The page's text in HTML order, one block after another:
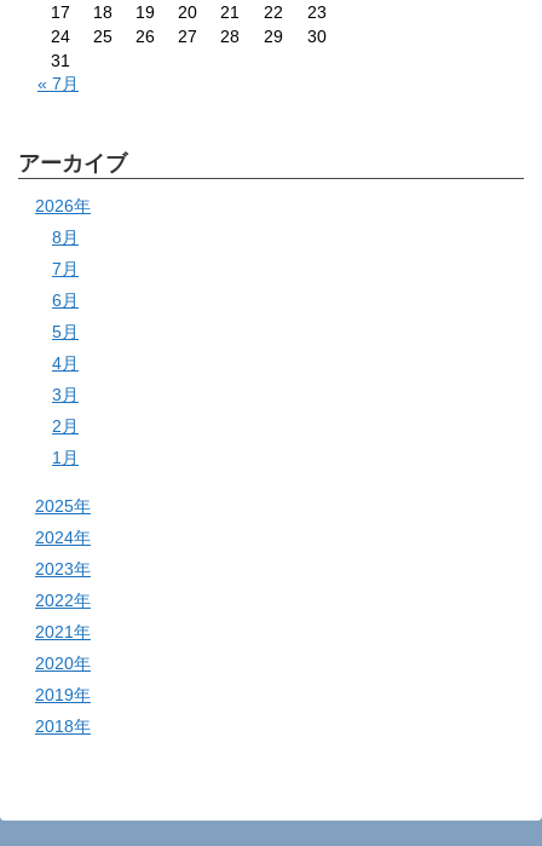
17
18 19 20 21 22
23
24
25 26 27 28 29
30
31
« 7月
アーカイブ
2026年
8月
7月
6月
5月
4月
3月
2月
1月
2025年
2024年
2023年
2022年
2021年
2020年
2019年
2018年